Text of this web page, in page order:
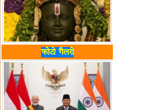
फोटो गैलरी